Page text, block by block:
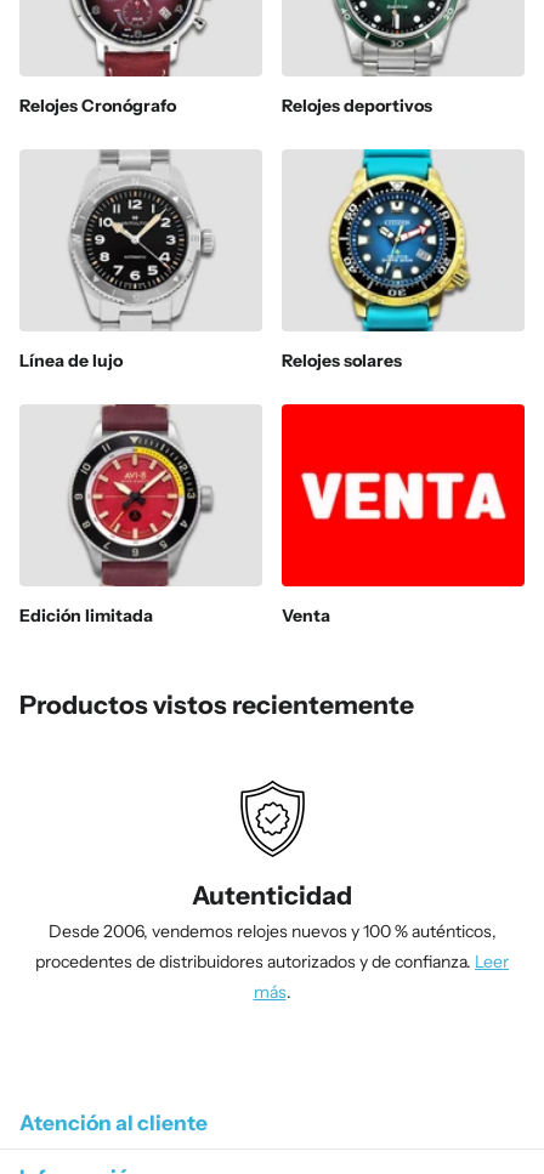
Relojes Cronógrafo Relojes deportivos
Línea de lujo Relojes solares
Edición limitada Venta
Productos vistos recientemente
Autenticidad
Desde 2006, vendemos relojes nuevos y 100 % auténticos,
procedentes de distribuidores autorizados y de confianza. Leer
más.
Atención al cliente